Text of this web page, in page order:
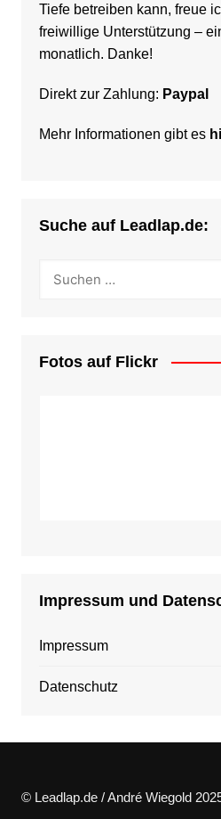
Tiefe betreiben kann, freue
freiwillige Unterstützung –
monatlich. Danke!
Direkt zur Zahlung: Paypal
Mehr Informationen gibt es
Suche auf Leadlap.de:
Fotos auf Flickr
Impressum und
Impressum
Datenschutz
© Leadlap.de / André Wiegold